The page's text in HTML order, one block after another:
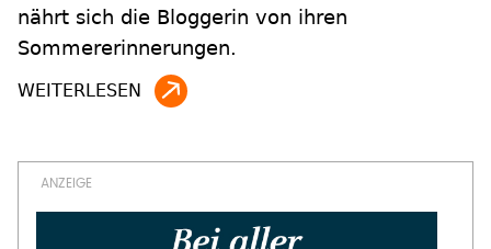
nährt sich die Bloggerin von ihren
Sommererinnerungen.